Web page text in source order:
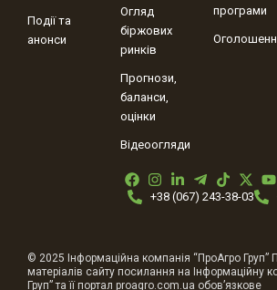
Події та
анонси
Огляд
біржових
ринків
Прогнози,
баланси,
оцінки
Відеоогляди
програми
+38 (067) 243-38-03
© 2025 Інформаційна компанія “ПроАгро Груп”
матеріалів сайту посилання на Інформаційну
Груп” та її портал proagro.com.ua обов’язкове